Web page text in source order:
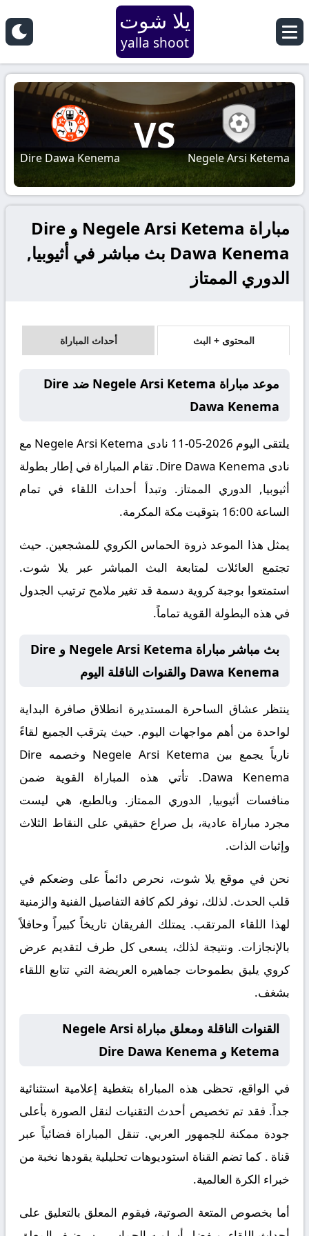
يلا شوت
yalla shoot
Negele Arsi Ketema
VS
Dire Dawa Kenema
مباراة Negele Arsi Ketema و Dire
Dawa Kenema بث مباشر في أثيوبيا,
الدوري الممتاز
المحتوى + البث أحداث المباراة
موعد مباراة Negele Arsi Ketema ضد Dire
Dawa Kenema
يلتقى اليوم 2026-05-11 نادى Negele Arsi Ketema مع
نادى Dire Dawa Kenema. تقام المباراة في إطار بطولة
أثيوبيا, الدوري الممتاز. وتبدأ أحداث اللقاء في تمام
الساعة 16:00 بتوقيت مكة المكرمة.
يمثل هذا الموعد ذروة الحماس الكروي للمشجعين. حيث
تجتمع العائلات لمتابعة البث المباشر عبر يلا شوت.
استمتعوا بوجبة كروية دسمة قد تغير ملامح ترتيب الجدول
في هذه البطولة القوية تماماً.
بث مباشر مباراة Negele Arsi Ketema و Dire
Dawa Kenema والقنوات الناقلة اليوم
ينتظر عشاق الساحرة المستديرة انطلاق صافرة البداية
لواحدة من أهم مواجهات اليوم. حيث يترقب الجميع لقاءً
نارياً يجمع بين Negele Arsi Ketema وخصمه Dire
Dawa Kenema. تأتي هذه المباراة القوية ضمن
منافسات أثيوبيا, الدوري الممتاز . وبالطبع، هي ليست
مجرد مباراة عادية، بل صراع حقيقي على النقاط الثلاث
وإثبات الذات.
نحن في موقع يلا شوت، نحرص دائماً على وضعكم في
قلب الحدث. لذلك، نوفر لكم كافة التفاصيل الفنية والزمنية
لهذا اللقاء المرتقب. يمتلك الفريقان تاريخاً كبيراً وحافلاً
بالإنجازات. ونتيجة لذلك، يسعى كل طرف لتقديم عرض
كروي يليق بطموحات جماهيره العريضة التي تتابع اللقاء
بشغف.
القنوات الناقلة ومعلق مباراة Negele Arsi
Ketema و Dire Dawa Kenema
في الواقع، تحظى هذه المباراة بتغطية إعلامية استثنائية
جداً. فقد تم تخصيص أحدث التقنيات لنقل الصورة بأعلى
جودة ممكنة للجمهور العربي. تنقل المباراة فضائياً عبر
قناة . كما تضم القناة استوديوهات تحليلية يقودها نخبة من
خبراء الكرة العالمية.
أما بخصوص المتعة الصوتية، فيقوم المعلق بالتعليق على